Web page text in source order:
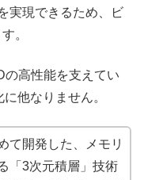
実現できるため、ビ
。
高性能を支えてい
他なりません。
て開発した、メモリ
「3次元積層」技術